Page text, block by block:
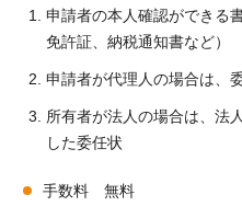
申請者の本人確認ができる
免許証、納税通知書など）
申請者が代理人の場合は、
所有者が法人の場合は、法
した委任状
手数料 無料